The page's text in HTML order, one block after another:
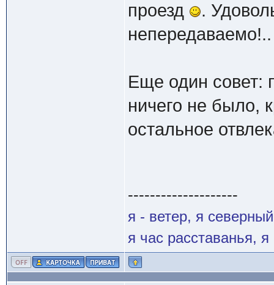
проезд
.
непередаваемо!..
Еще один совет:
ничего не было,
остальное
--------------------
я - ветер, я
я час расставанья,